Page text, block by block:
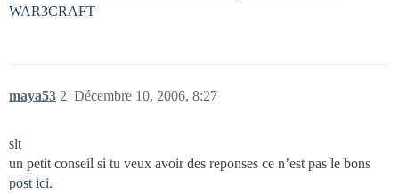
WAR3CRAFT
maya53 Décembre 10, 2006, 8:27
2
slt
un petit conseil si tu veux avoir des reponses ce n’est pas le bons
post ici.